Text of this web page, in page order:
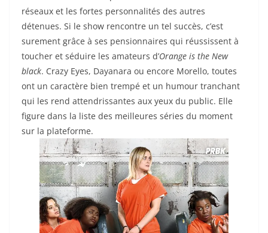
réseaux et les fortes personnalités des autres
détenues. Si le show rencontre un tel succès, c’est
surement grâce à ses pensionnaires qui réussissent à
toucher et séduire les amateurs d’Orange is the New
black. Crazy Eyes, Dayanara ou encore Morello, toutes
ont un caractère bien trempé et un humour tranchant
qui les rend attendrissantes aux yeux du public. Elle
figure dans la liste des meilleures séries du moment
sur la plateforme.